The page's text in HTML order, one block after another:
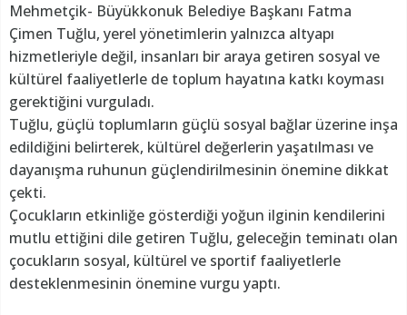
Mehmetçik- Büyükkonuk Belediye Başkanı Fatma
Çimen Tuğlu, yerel yönetimlerin yalnızca altyapı
hizmetleriyle değil, insanları bir araya getiren sosyal ve
kültürel faaliyetlerle de toplum hayatına katkı koyması
gerektiğini vurguladı.
Tuğlu, güçlü toplumların güçlü sosyal bağlar üzerine inşa
edildiğini belirterek, kültürel değerlerin yaşatılması ve
dayanışma ruhunun güçlendirilmesinin önemine dikkat
çekti.
Çocukların etkinliğe gösterdiği yoğun ilginin kendilerini
mutlu ettiğini dile getiren Tuğlu, geleceğin teminatı olan
çocukların sosyal, kültürel ve sportif faaliyetlerle
desteklenmesinin önemine vurgu yaptı.